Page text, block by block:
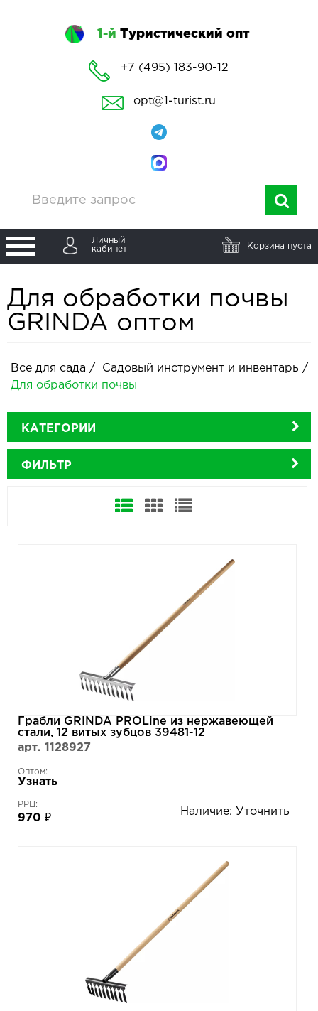
1-й Туристический опт
+7 (495) 183-90-12
opt@1-turist.ru
Личный
кабинет
Корзина пуста
Для обработки почвы
GRINDA оптом
Все для сада / Садовый инструмент и инвентарь /
Для обработки почвы
КАТЕГОРИИ
ФИЛЬТР
Грабли GRINDA PROLine из нержавеющей
стали, 12 витых зубцов 39481-12
арт. 1128927
Оптом:
Узнать
РРЦ:
970 ₽
Наличие: Уточнить